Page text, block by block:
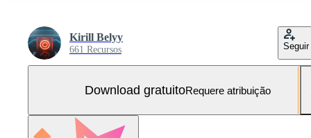
Kirill Belyy
661 Recursos Seguir
Download gratuitoRequere atribuição